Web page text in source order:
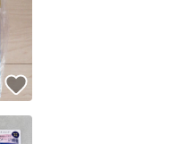
定した発送日数内に発送しています